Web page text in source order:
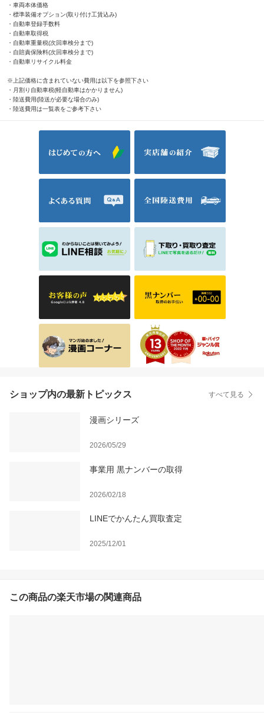
・車両本体価格
・標準装備オプション(取り付け工賃込み)
・自動車登録手数料
・自動車取得税
・自動車重量税(次回車検分まで)
・自賠責保険料(次回車検分まで)
・自動車リサイクル料金
※上記価格に含まれていない費用は以下を参照下さい
・月割り自動車税(軽自動車はかかりません)
・陸送費用(陸送が必要な場合のみ)
・陸送費用は一覧表をご参考下さい
ショップ内の最新トピックス すべて見る
漫画シリーズ
2026/05/29
事業用 黒ナンバーの取得
2026/02/18
LINEでかんたん買取査定
2025/12/01
この商品の楽天市場の関連商品